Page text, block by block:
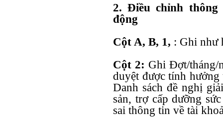
2. Điều chỉnh
động
Cột A, B, 1, : Ghi như
Cột 2: Ghi Đợt/tháng/
duyệt được tính
Danh sách đề nghị
sản, trợ cấp dưỡng
sai thông tin về tài